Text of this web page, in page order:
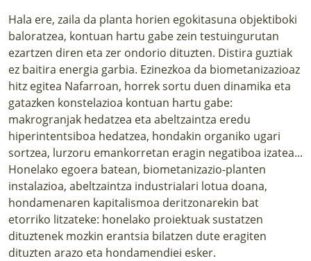
Hala ere, zaila da planta horien egokitasuna objektiboki
baloratzea, kontuan hartu gabe zein testuingurutan
ezartzen diren eta zer ondorio dituzten. Distira guztiak
ez baitira energia garbia. Ezinezkoa da biometanizazioaz
hitz egitea Nafarroan, horrek sortu duen dinamika eta
gatazken konstelazioa kontuan hartu gabe:
makrogranjak hedatzea eta abeltzaintza eredu
hiperintentsiboa hedatzea, hondakin organiko ugari
sortzea, lurzoru emankorretan eragin negatiboa izatea...
Honelako egoera batean, biometanizazio-planten
instalazioa, abeltzaintza industrialari lotua doana,
hondamenaren kapitalismoa deritzonarekin bat
etorriko litzateke: honelako proiektuak sustatzen
dituztenek mozkin erantsia bilatzen dute eragiten
dituzten arazo eta hondamendiei esker.